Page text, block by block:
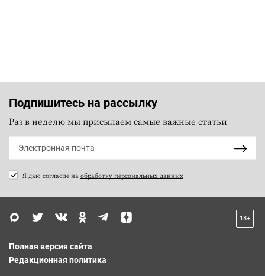
Подпишитесь на рассылку
Раз в неделю мы присылаем самые важные статьи
Я даю согласие на обработку персональных данных
18+
Полная версия сайта
Редакционная политика